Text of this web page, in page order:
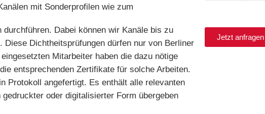
mit Sonderprofilen wie zum
Dabei können wir Kanäle bis zu
Dichtheitsprüfungen dürfen nur von Berliner
Mitarbeiter haben die dazu nötige
entsprechenden Zertifikate für solche Arbeiten.
Protokoll angefertigt. Es enthält alle relevanten
oder digitalisierter Form übergeben
Jetzt anfragen